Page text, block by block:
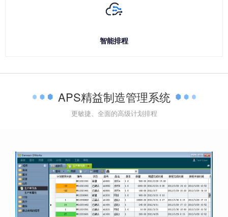
智能排程
APS精益制造管理系统
更敏捷、全面的高级计划排程